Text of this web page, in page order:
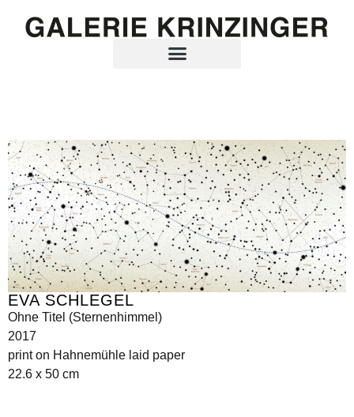
EVA SCHLEGEL
Ohne Titel (Sternenhimmel)
2017
print on Hahnemühle laid paper
22.6 x 50 cm